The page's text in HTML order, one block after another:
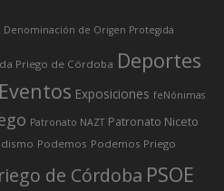
Denominación de Origen Protegida
Priego de Córdoba Deportes
Eventos Exposiciones feNónimas
Patronato NAZT Patronato Niceto
Podemos Podemos Priego
de Córdoba PSOE